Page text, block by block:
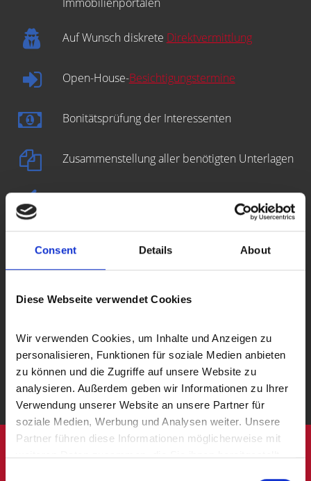
Consent Details About
Diese Webseite verwendet Cookies
Wir verwenden Cookies, um Inhalte und Anzeigen zu
personalisieren, Funktionen für soziale Medien anbieten
zu können und die Zugriffe auf unsere Website zu
analysieren. Außerdem geben wir Informationen zu Ihrer
Verwendung unserer Website an unsere Partner für
soziale Medien, Werbung und Analysen weiter. Unsere
Partner führen diese Informationen möglicherweise mit
weiteren Daten zusammen, die Sie ihnen bereitgestellt
Auf Wunsch diskrete Direktvermittlung
Open-House-Besichtigungstermine
Bonitätsprüfung der Interessenten
Zusammenstellung aller benötigten Unterlagen
Notartermins
Auch nach dem Verkauf sind wir für Sie da